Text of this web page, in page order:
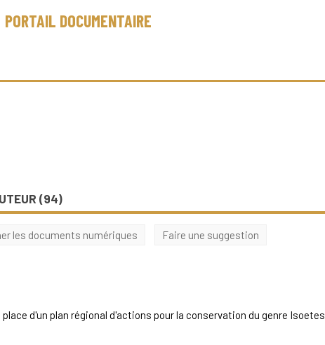
PORTAIL DOCUMENTAIRE
(94)
les documents numériques
Faire une suggestion
d'un plan régional d'actions pour la conservation du genre Isoetes